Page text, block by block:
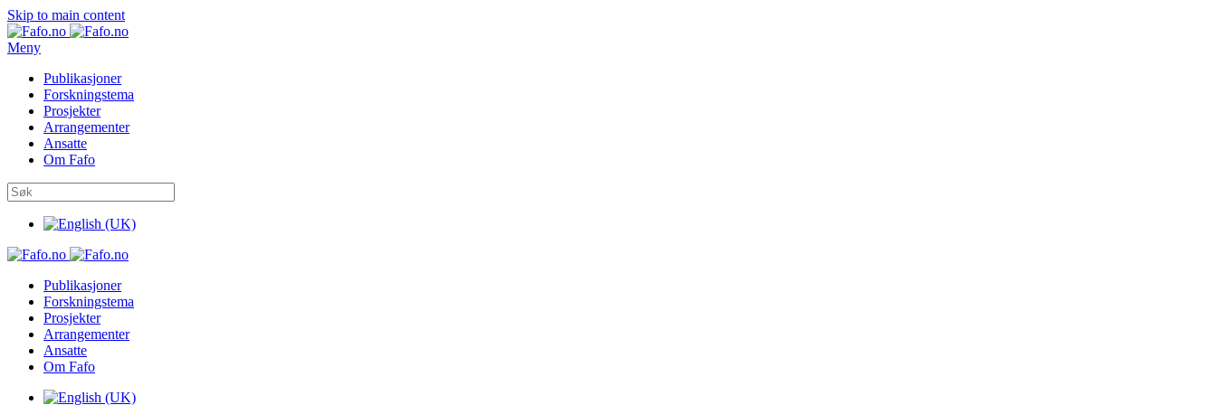
Skip to main content
Meny
Publikasjoner
Forskningstema
Prosjekter
Arrangementer
Ansatte
Om Fafo
Publikasjoner
Forskningstema
Prosjekter
Arrangementer
Ansatte
Om Fafo